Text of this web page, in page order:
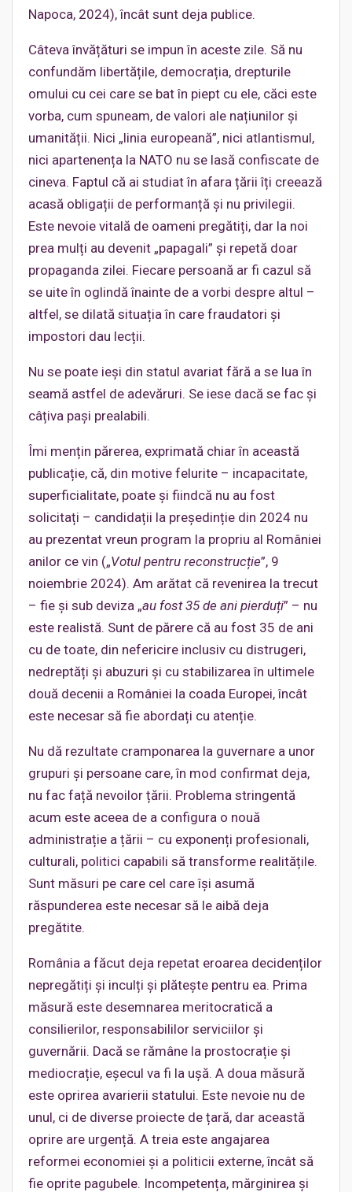
Napoca, 2024), încât sunt deja publice.
Câteva învățături se impun în aceste zile. Să nu
confundăm libertățile, democrația, drepturile
omului cu cei care se bat în piept cu ele, căci este
vorba, cum spuneam, de valori ale națiunilor și
umanității. Nici „linia europeană”, nici atlantismul,
nici apartenența la NATO nu se lasă confiscate de
cineva. Faptul că ai studiat în afara țării îți creează
acasă obligații de performanță și nu privilegii.
Este nevoie vitală de oameni pregătiți, dar la noi
prea mulți au devenit „papagali” și repetă doar
propaganda zilei. Fiecare persoană ar fi cazul să
se uite în oglindă înainte de a vorbi despre altul –
altfel, se dilată situația în care fraudatori și
impostori dau lecții.
Nu se poate ieși din statul avariat fără a se lua în
seamă astfel de adevăruri. Se iese dacă se fac și
câțiva pași prealabili.
Îmi mențin părerea, exprimată chiar în această
publicație, că, din motive felurite – incapacitate,
superficialitate, poate și fiindcă nu au fost
solicitați – candidații la președinție din 2024 nu
au prezentat vreun program la propriu al României
anilor ce vin („Votul pentru reconstrucție”, 9
noiembrie 2024). Am arătat că revenirea la trecut
– fie și sub deviza „au fost 35 de ani pierduți” – nu
este realistă. Sunt de părere că au fost 35 de ani
cu de toate, din nefericire inclusiv cu distrugeri,
nedreptăți și abuzuri și cu stabilizarea în ultimele
două decenii a României la coada Europei, încât
este necesar să fie abordați cu atenție.
Nu dă rezultate cramponarea la guvernare a unor
grupuri și persoane care, în mod confirmat deja,
nu fac față nevoilor țării. Problema stringentă
acum este aceea de a configura o nouă
administrație a țării – cu exponenți profesionali,
culturali, politici capabili să transforme realitățile.
Sunt măsuri pe care cel care își asumă
răspunderea este necesar să le aibă deja
pregătite.
România a făcut deja repetat eroarea decidenților
nepregătiți și inculți și plătește pentru ea. Prima
măsură este desemnarea meritocratică a
consilierilor, responsabililor serviciilor și
guvernării. Dacă se rămâne la prostocrație și
mediocrație, eșecul va fi la ușă. A doua măsură
este oprirea avarierii statului. Este nevoie nu de
unul, ci de diverse proiecte de țară, dar această
oprire are urgență. A treia este angajarea
reformei economiei și a politicii externe, încât să
fie oprite pagubele. Incompetența, mărginirea și